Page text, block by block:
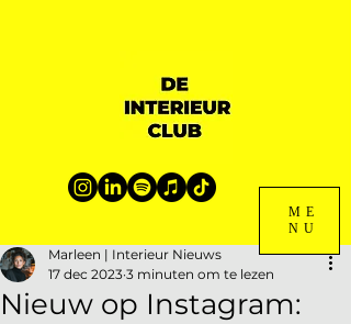
ME
NU
Nieuw op Instagram:
Marleen | Interieur Nieuws
17 dec 2023 3 minuten om te lezen